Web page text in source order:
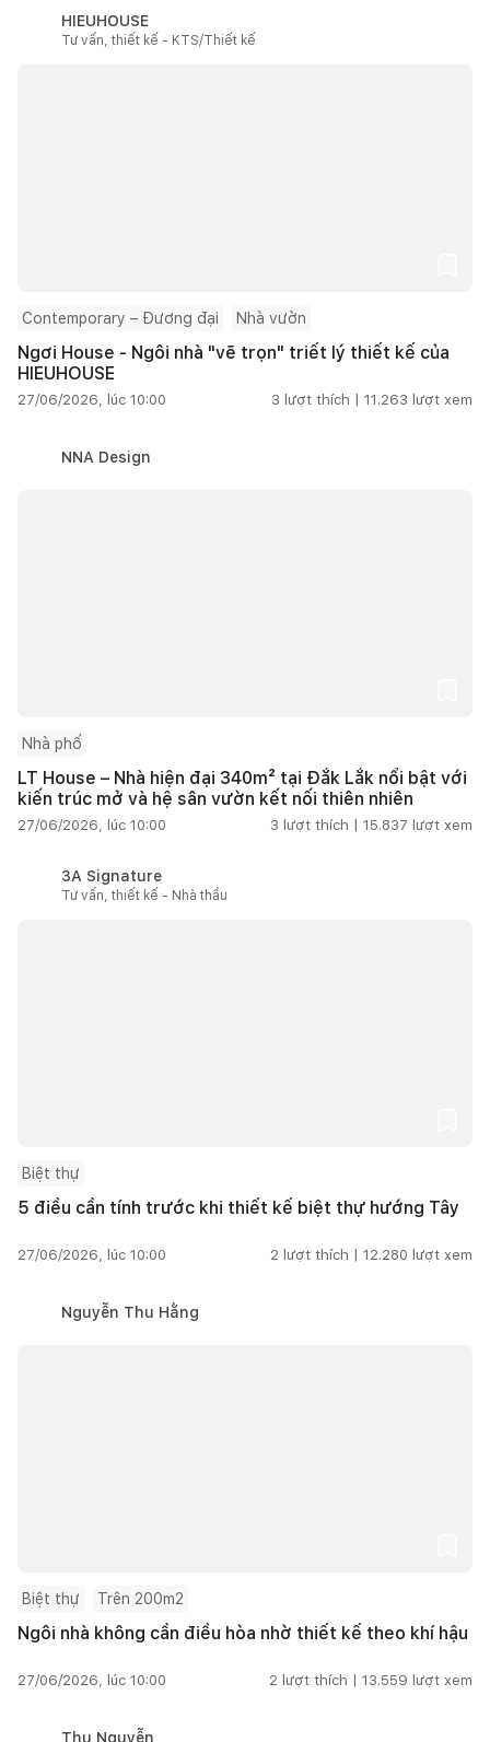
HIEUHOUSE
Tư vấn, thiết kế - KTS/Thiết kế
Contemporary – Đương đại Nhà vườn
Ngơi House - Ngôi nhà "vẽ trọn" triết lý thiết kế của
HIEUHOUSE
27/06/2026, lúc 10:00 3 lượt thích | 11.263 lượt xem
NNA Design
Nhà phố
LT House – Nhà hiện đại 340m² tại Đắk Lắk nổi bật với
kiến trúc mở và hệ sân vườn kết nối thiên nhiên
27/06/2026, lúc 10:00 3 lượt thích | 15.837 lượt xem
3A Signature
Tư vấn, thiết kế - Nhà thầu
Biệt thự
5 điều cần tính trước khi thiết kế biệt thự hướng Tây
27/06/2026, lúc 10:00 2 lượt thích | 12.280 lượt xem
Nguyễn Thu Hằng
Biệt thự Trên 200m2
Ngôi nhà không cần điều hòa nhờ thiết kế theo khí hậu
27/06/2026, lúc 10:00 2 lượt thích | 13.559 lượt xem
Thu Nguyễn